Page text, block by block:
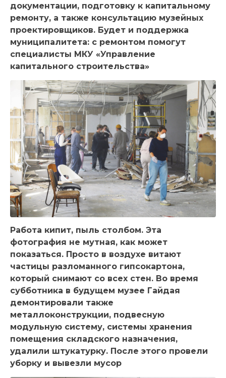
документации, подготовку к капитальному
ремонту, а также консультацию музейных
проектировщиков. Будет и поддержка
муниципалитета: с ремонтом помогут
специалисты МКУ «Управление
капитального строительства»
Работа кипит, пыль столбом. Эта
фотография не мутная, как может
показаться. Просто в воздухе витают
частицы разломанного гипсокартона,
который снимают со всех стен. Во время
субботника в будущем музее Гайдая
демонтировали также
металлоконструкции, подвесную
модульную систему, системы хранения
помещения складского назначения,
удалили штукатурку. После этого провели
уборку и вывезли мусор